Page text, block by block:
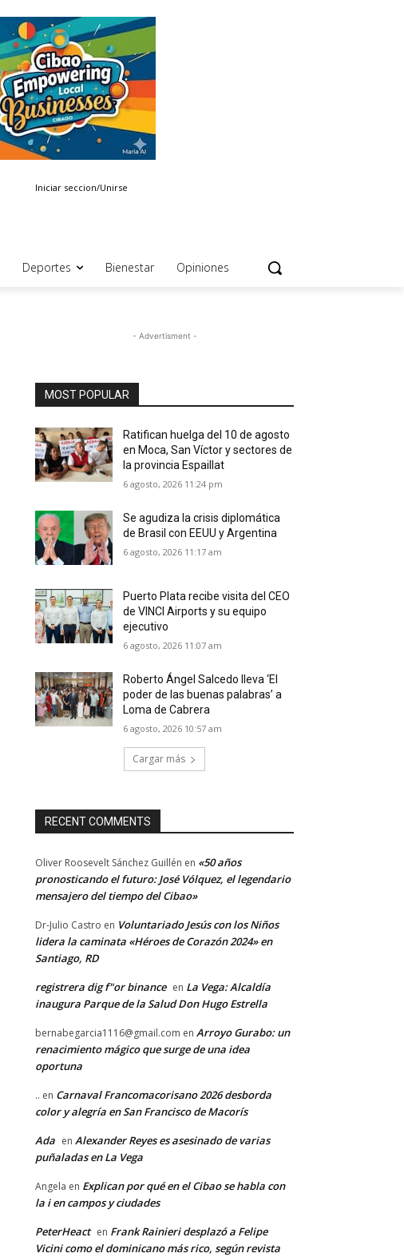
Iniciar seccion/Unirse
Deportes Bienestar Opiniones
- Advertisment -
MOST POPULAR
Ratifican huelga del 10 de agosto
en Moca, San Víctor y sectores de
la provincia Espaillat
6 agosto, 2026 11:24 pm
Se agudiza la crisis diplomática
de Brasil con EEUU y Argentina
6 agosto, 2026 11:17 am
Puerto Plata recibe visita del CEO
de VINCI Airports y su equipo
ejecutivo
6 agosto, 2026 11:07 am
Roberto Ángel Salcedo lleva ‘El
poder de las buenas palabras’ a
Loma de Cabrera
6 agosto, 2026 10:57 am
Cargar más
RECENT COMMENTS
Oliver Roosevelt Sánchez Guillén en «50 años
pronosticando el futuro: José Vólquez, el legendario
mensajero del tiempo del Cibao»
Dr-Julio Castro en Voluntariado Jesús con los Niños
lidera la caminata «Héroes de Corazón 2024» en
Santiago, RD
registrera dig f"or binance en La Vega: Alcaldía
inaugura Parque de la Salud Don Hugo Estrella
bernabegarcia1116@gmail.com en Arroyo Gurabo: un
renacimiento mágico que surge de una idea
oportuna
.. en Carnaval Francomacorisano 2026 desborda
color y alegría en San Francisco de Macorís
Ada en Alexander Reyes es asesinado de varias
puñaladas en La Vega
Angela en Explican por qué en el Cibao se habla con
la i en campos y ciudades
PeterHeact en Frank Rainieri desplazó a Felipe
Vicini como el dominicano más rico, según revista